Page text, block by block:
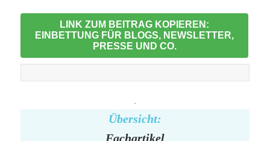
LINK ZUM BEITRAG KOPIEREN:
EINBETTUNG FÜR BLOGS, NEWSLETTER,
PRESSE UND CO.
-
Übersicht:
Fachartikel